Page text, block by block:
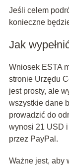
Jeśli celem
konieczne
Jak
Wniosek ESTA
stronie Urzędu
jest prosty, ale
wszystkie dane
prowadzić do
wynosi 21 USD
przez PayPal.
Ważne jest, aby